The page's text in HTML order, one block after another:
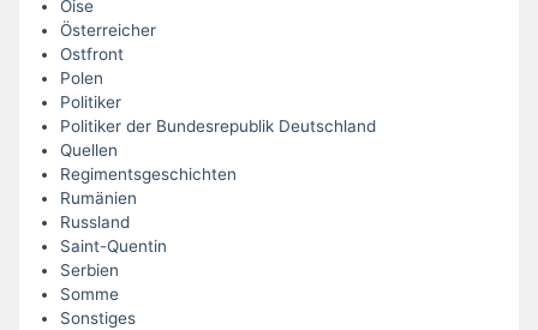
Oise
Österreicher
Ostfront
Polen
Politiker
Politiker der Bundesrepublik Deutschland
Quellen
Regimentsgeschichten
Rumänien
Russland
Saint-Quentin
Serbien
Somme
Sonstiges